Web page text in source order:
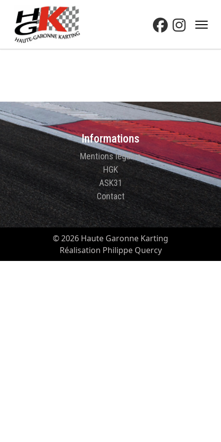
Informations
Mentions légales
HGK
ASK31
Contact
© 2026 Haute Garonne Karting
Réalisation Philippe Quercy